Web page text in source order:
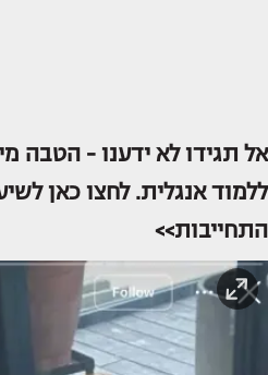
אל תגידו לא ידענו - הטבה
ללמוד אנגלית. לחצו כאן
התחייבות>>